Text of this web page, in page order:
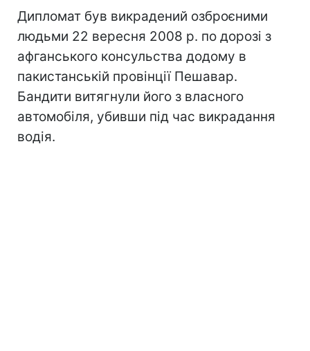
Дипломат був викрадений озброєними
людьми 22 вересня 2008 р. по дорозі з
афганського консульства додому в
пакистанській провінції Пешавар.
Бандити витягнули його з власного
автомобіля, убивши під час викрадання
водія.